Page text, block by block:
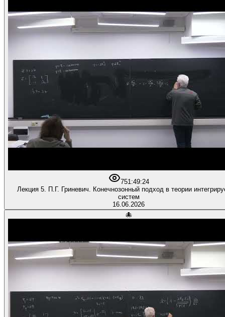
751:49:24
Лекция 5. П.Г. Гриневич. Конечнозонный подход в теории
систем
16.06.2026
🐙